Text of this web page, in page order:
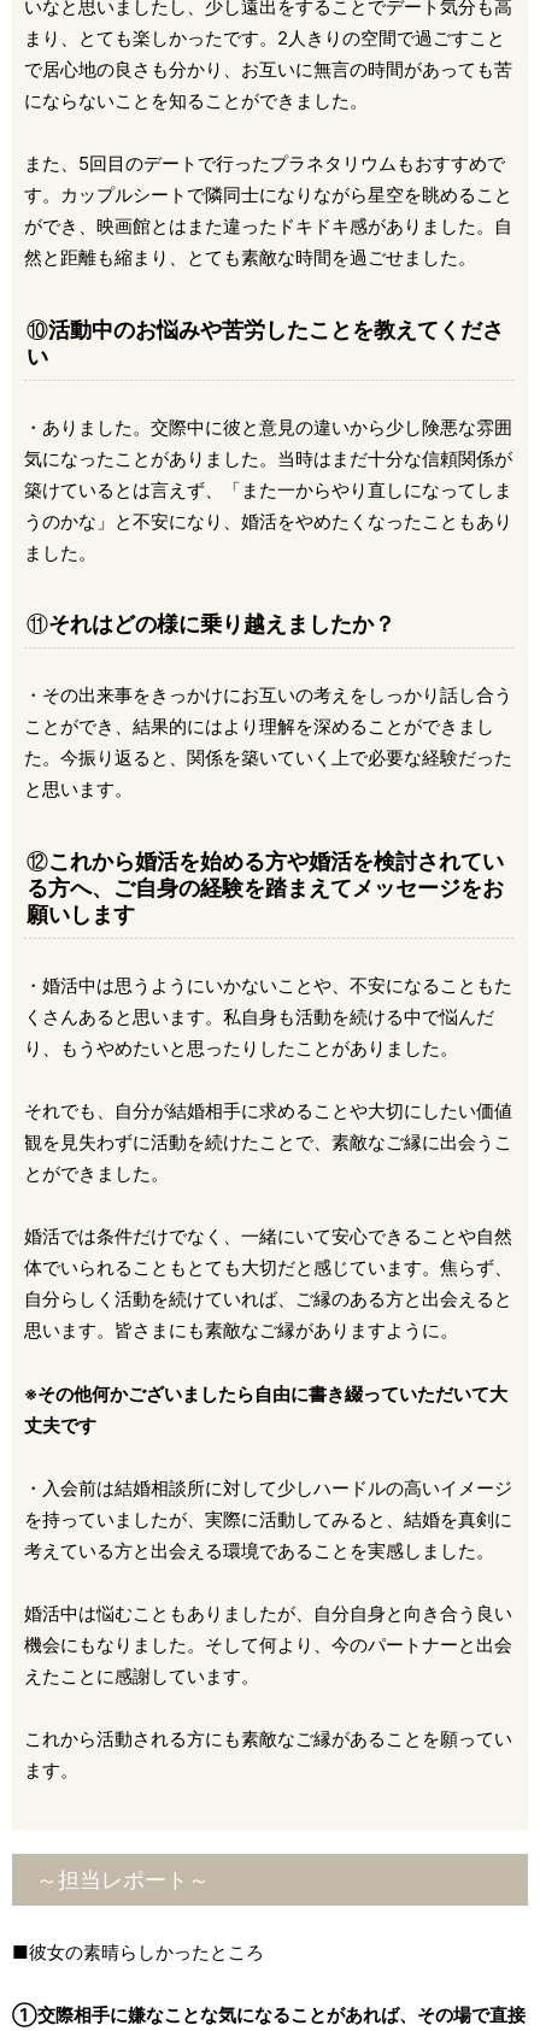
いなと思いましたし、少し遠出をすることでデート気分も高
まり、とても楽しかったです。2人きりの空間で過ごすこと
で居心地の良さも分かり、お互いに無言の時間があっても苦
にならないことを知ることができました。
また、5回目のデートで行ったプラネタリウムもおすすめで
す。カップルシートで隣同士になりながら星空を眺めること
ができ、映画館とはまた違ったドキドキ感がありました。自
然と距離も縮まり、とても素敵な時間を過ごせました。
⑩活動中のお悩みや苦労したことを教えてくださ
い
・ありました。交際中に彼と意見の違いから少し険悪な雰囲
気になったことがありました。当時はまだ十分な信頼関係が
築けているとは言えず、「また一からやり直しになってしま
うのかな」と不安になり、婚活をやめたくなったこともあり
ました。
⑪それはどの様に乗り越えましたか？
・その出来事をきっかけにお互いの考えをしっかり話し合う
ことができ、結果的にはより理解を深めることができまし
た。今振り返ると、関係を築いていく上で必要な経験だった
と思います。
⑫これから婚活を始める方や婚活を検討されてい
る方へ、ご自身の経験を踏まえてメッセージをお
願いします
・婚活中は思うようにいかないことや、不安になることもた
くさんあると思います。私自身も活動を続ける中で悩んだ
り、もうやめたいと思ったりしたことがありました。
それでも、自分が結婚相手に求めることや大切にしたい価値
観を見失わずに活動を続けたことで、素敵なご縁に出会うこ
とができました。
婚活では条件だけでなく、一緒にいて安心できることや自然
体でいられることもとても大切だと感じています。焦らず、
自分らしく活動を続けていれば、ご縁のある方と出会えると
思います。皆さまにも素敵なご縁がありますように。
※その他何かございましたら自由に書き綴っていただいて大
丈夫です
・入会前は結婚相談所に対して少しハードルの高いイメージ
を持っていましたが、実際に活動してみると、結婚を真剣に
考えている方と出会える環境であることを実感しました。
婚活中は悩むこともありましたが、自分自身と向き合う良い
機会にもなりました。そして何より、今のパートナーと出会
えたことに感謝しています。
これから活動される方にも素敵なご縁があることを願ってい
ます。
～担当レポート～
■彼女の素晴らしかったところ
①交際相手に嫌なことな気になることがあれば、その場で直接